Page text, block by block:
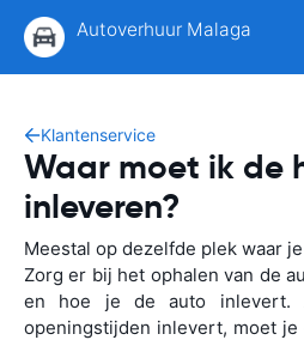
Autoverhuur Malaga
Klantenservice
Waar moet ik de
inleveren?
Meestal op dezelfde plek waar
Zorg er bij het ophalen van de
en hoe je de auto inlevert.
openingstijden inlevert, moet